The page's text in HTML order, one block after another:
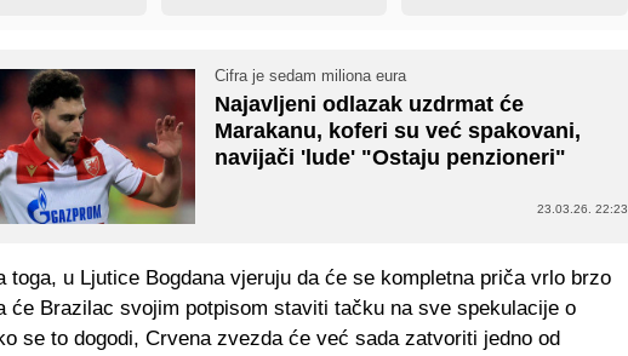
Cifra je sedam miliona eura
Najavljeni odlazak uzdrmat će
Marakanu, koferi su već spakovani,
navijači 'lude' "Ostaju penzioneri"
23.03.26. 22:23
toga, u Ljutice Bogdana vjeruju da će se kompletna priča vrlo brzo
će Brazilac svojim potpisom staviti tačku na sve spekulacije o
se to dogodi, Crvena zvezda će već sada zatvoriti jedno od